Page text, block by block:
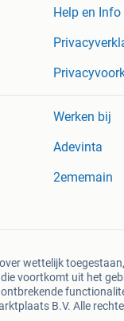
Help en Info
Werken bij
Adevinta
2ememain
wettelijk
voortkomt uit het
B.V. Alle